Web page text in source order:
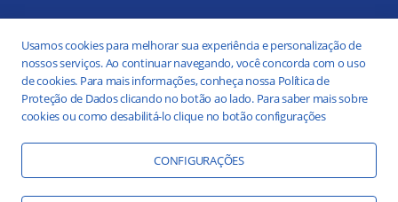
Trabalhe na SANASA
Concurso Público
Estágio
Portal da Transparência
Práticas ESG
Usamos cookies para melhorar sua experiência e personalização de
nossos serviços. Ao continuar navegando, você concorda com o uso
de cookies. Para mais informações, conheça nossa Política de
Proteção de Dados clicando no botão ao lado. Para saber mais sobre
cookies ou como desabilitá-lo clique no botão configurações
CONFIGURAÇÕES